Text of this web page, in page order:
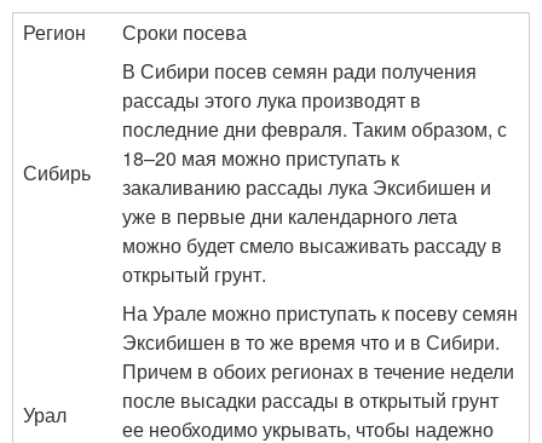
Регион
Сроки посева
Сибирь
В Сибири посев семян ради получения
рассады этого лука производят в
последние дни февраля. Таким образом, с
18–20 мая можно приступать к
закаливанию рассады лука Эксибишен и
уже в первые дни календарного лета
можно будет смело высаживать рассаду в
открытый грунт.
Урал
На Урале можно приступать к посеву семян
Эксибишен в то же время что и в Сибири.
Причем в обоих регионах в течение недели
после высадки рассады в открытый грунт
ее необходимо укрывать, чтобы надежно